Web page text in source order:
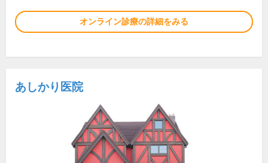
オンライン診療の詳細をみる
あしかり医院